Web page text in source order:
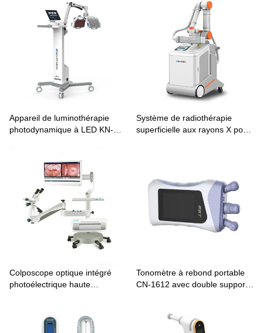
Appareil de luminothérapie
photodynamique à LED KN-
Système de radiothérapie
superficielle aux rayons X pour
Colposcope optique intégré
photoélectrique haute
Tonomètre à rebond portable
CN-1612 avec double support